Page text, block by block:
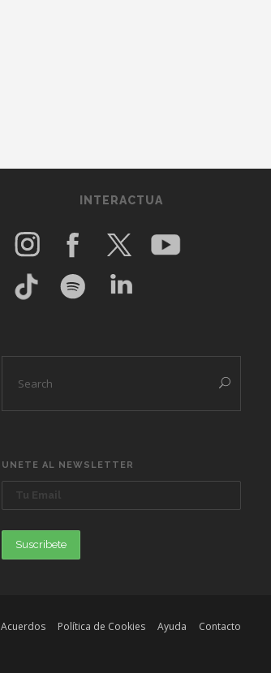
INTERACTUA
UNETE AL NEWSLETTER
Acuerdos Política de Cookies Ayuda Contacto